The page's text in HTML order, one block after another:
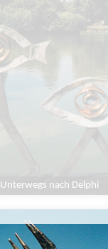
Unterwegs nach Delphi